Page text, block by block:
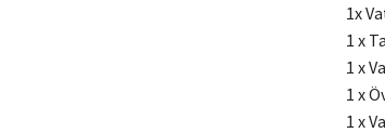
1x
1 x
1 x
1 x
1 x